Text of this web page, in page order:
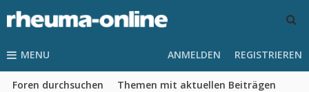
MENU
Foren durchsuchen Themen mit aktuellen Beiträgen
ANMELDEN REGISTRIEREN